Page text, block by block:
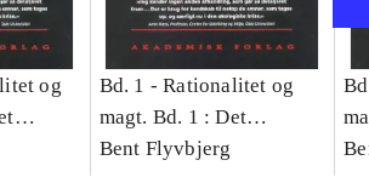
og
Bd. 1 -Rationalitet og
magt. Bd. 1 : Det
konkretes videnskab
Bent Flyvbjerg